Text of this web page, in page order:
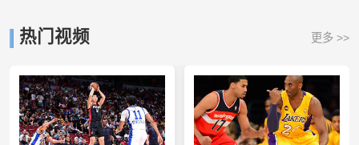
热门视频 更多 >>